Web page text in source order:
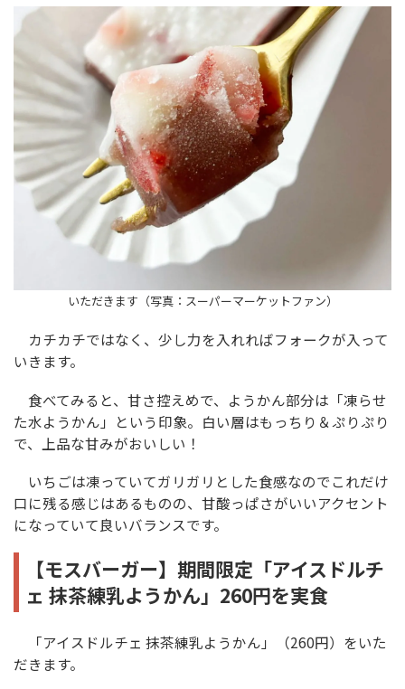
いただきます（写真：スーパーマーケットファン）
カチカチではなく、少し力を入れればフォークが入って
いきます。
食べてみると、甘さ控えめで、ようかん部分は「凍らせ
た水ようかん」という印象。白い層はもっちり＆ぷりぷり
で、上品な甘みがおいしい！
いちごは凍っていてガリガリとした食感なのでこれだけ
口に残る感じはあるものの、甘酸っぱさがいいアクセント
になっていて良いバランスです。
【モスバーガー】期間限定「アイスドルチ
ェ 抹茶練乳ようかん」260円を実食
「アイスドルチェ 抹茶練乳ようかん」（260円）をいた
だきます。